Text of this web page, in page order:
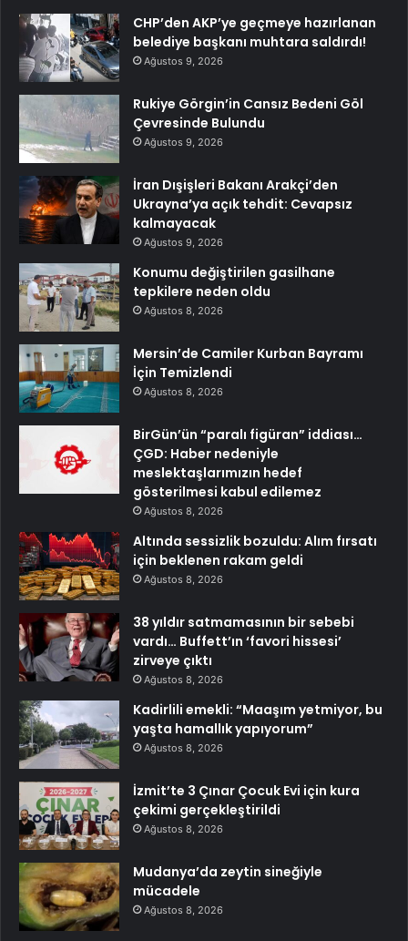
CHP’den AKP’ye geçmeye hazırlanan
belediye başkanı muhtara saldırdı!
Ağustos 9, 2026
Rukiye Görgin’in Cansız Bedeni Göl
Çevresinde Bulundu
Ağustos 9, 2026
İran Dışişleri Bakanı Arakçi’den
Ukrayna’ya açık tehdit: Cevapsız
kalmayacak
Ağustos 9, 2026
Konumu değiştirilen gasilhane
tepkilere neden oldu
Ağustos 8, 2026
Mersin’de Camiler Kurban Bayramı
İçin Temizlendi
Ağustos 8, 2026
BirGün’ün “paralı figüran” iddiası…
ÇGD: Haber nedeniyle
meslektaşlarımızın hedef
gösterilmesi kabul edilemez
Ağustos 8, 2026
Altında sessizlik bozuldu: Alım fırsatı
için beklenen rakam geldi
Ağustos 8, 2026
38 yıldır satmamasının bir sebebi
vardı… Buffett’ın ‘favori hissesi’
zirveye çıktı
Ağustos 8, 2026
Kadirlili emekli: “Maaşım yetmiyor, bu
yaşta hamallık yapıyorum”
Ağustos 8, 2026
İzmit’te 3 Çınar Çocuk Evi için kura
çekimi gerçekleştirildi
Ağustos 8, 2026
Mudanya’da zeytin sineğiyle
mücadele
Ağustos 8, 2026